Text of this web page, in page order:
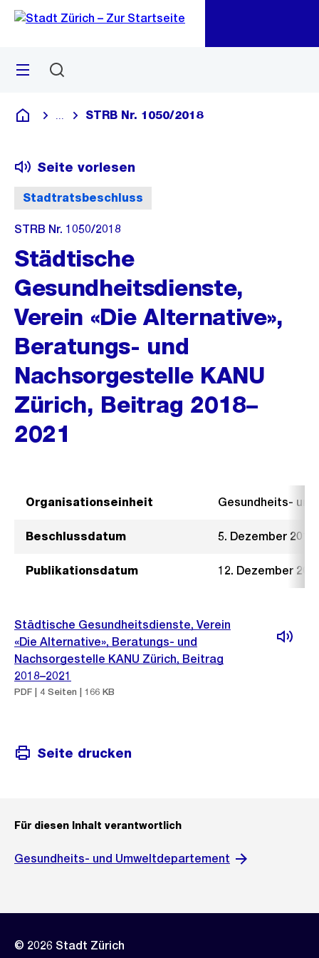
Navigation
Sprunglink
Menü
Deutsch
Blende alle Breadcrumbs ein
STRB Nr. 1050/2018
Stadtratsbeschluss
Seite vorlesen
STRB Nr. 1050/2018
Städtische
Gesundheitsdienste,
Verein «Die Alternative»,
Beratungs- und
Nachsorgestelle KANU
Zürich, Beitrag 2018–
2021
Organisationseinheit Gesundheits-
Beschlussdatum 5. Dezember 2018
Publikationsdatum 12. Dezember
Städtische Gesundheitsdienste, Verein
«Die Alternative», Beratungs- und
Nachsorgestelle KANU Zürich, Beitrag
2018–2021
PDF | 4 Seiten | 166 KB
Seite drucken
Für diesen Inhalt verantwortlich
Gesundheits- und Umweltdepartement
© 2026 Stadt Zürich